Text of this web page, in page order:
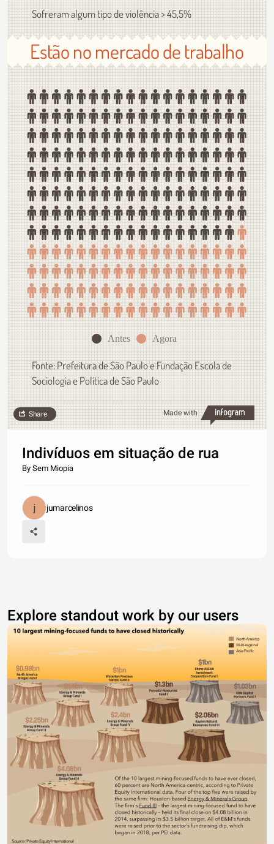
Sofreram algum tipo de violência > 45,5%
Estão no mercado de trabalho
Antes Agora
Fonte: Prefeitura de São Paulo e Fundação Escola de
Sociologia e Política de São Paulo
Made with
Share
Indivíduos em situação de rua
By Sem Miopia
jumarcelinos
Explore standout work by our users